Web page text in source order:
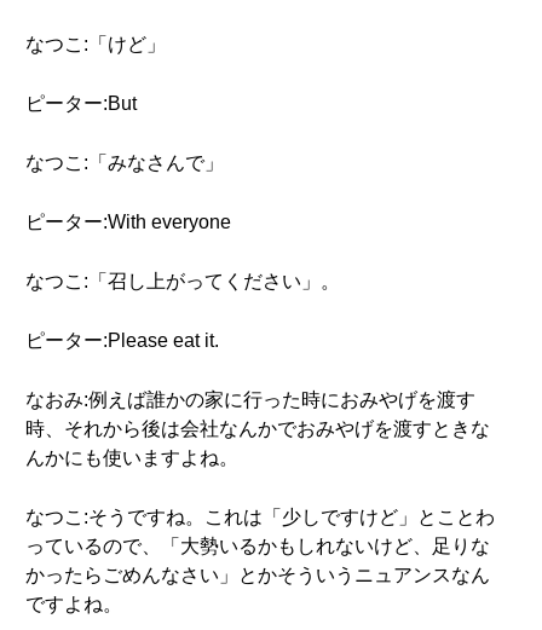
なつこ:「けど」
ピーター:But
なつこ:「みなさんで」
ピーター:With everyone
なつこ:「召し上がってください」。
ピーター:Please eat it.
なおみ:例えば誰かの家に行った時におみやげを渡す
時、それから後は会社なんかでおみやげを渡すときな
んかにも使いますよね。
なつこ:そうですね。これは「少しですけど」とことわ
っているので、「大勢いるかもしれないけど、足りな
かったらごめんなさい」とかそういうニュアンスなん
ですよね。